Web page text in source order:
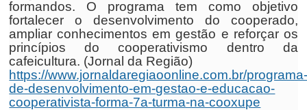
formandos. O programa tem como objetivo
fortalecer o desenvolvimento do cooperado,
ampliar conhecimentos em gestão e reforçar os
princípios do cooperativismo dentro da
cafeicultura. (Jornal da Região)
https://www.jornaldaregiaoonline.com.br/
de-desenvolvimento-em-gestao-e-educacao-
cooperativista-forma-7a-turma-na-cooxupe